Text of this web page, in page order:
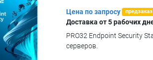
Цена по запросу предзаказ
Доставка от 5 рабочих
PRO32 Endpoint Security
серверов.